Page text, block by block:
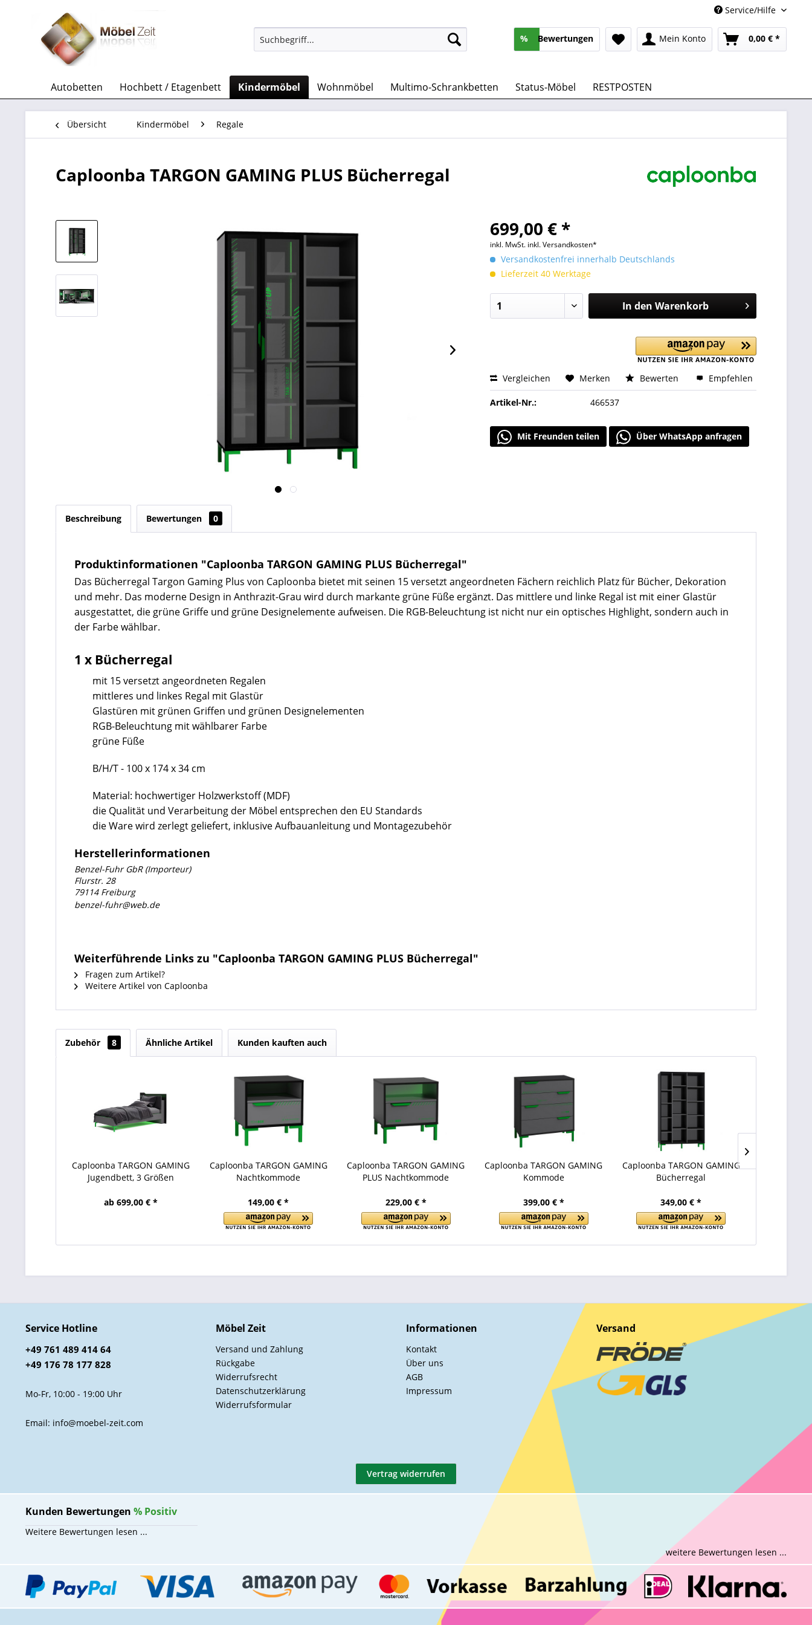
Service/Hilfe
% Bewertungen Mein Konto 0,00 € *
Autobetten Hochbett / Etagenbett Kindermöbel Wohnmöbel Multimo-Schrankbetten Status-Möbel RESTPOSTEN
Übersicht Kindermöbel Regale
Caploonba TARGON GAMING PLUS Bücherregal
699,00 € *
inkl. MwSt. inkl. Versandkosten*
Versandkostenfrei innerhalb Deutschlands
Lieferzeit 40 Werktage
In den Warenkorb
Vergleichen Merken Bewerten Empfehlen
Artikel-Nr.: 466537
Mit Freunden teilen Über WhatsApp anfragen
Beschreibung Bewertungen 0
Produktinformationen "Caploonba TARGON GAMING PLUS Bücherregal"
Das Bücherregal Targon Gaming Plus von Caploonba bietet mit seinen 15 versetzt angeordneten Fächern reichlich Platz für Bücher, Dekoration
und mehr. Das moderne Design in Anthrazit-Grau wird durch markante grüne Füße ergänzt. Das mittlere und linke Regal ist mit einer Glastür
ausgestattet, die grüne Griffe und grüne Designelemente aufweisen. Die RGB-Beleuchtung ist nicht nur ein optisches Highlight, sondern auch in
der Farbe wählbar.
1 x Bücherregal
mit 15 versetzt angeordneten Regalen
mittleres und linkes Regal mit Glastür
Glastüren mit grünen Griffen und grünen Designelementen
RGB-Beleuchtung mit wählbarer Farbe
grüne Füße
B/H/T - 100 x 174 x 34 cm
Material: hochwertiger Holzwerkstoff (MDF)
die Qualität und Verarbeitung der Möbel entsprechen den EU Standards
die Ware wird zerlegt geliefert, inklusive Aufbauanleitung und Montagezubehör
Herstellerinformationen
Benzel-Fuhr GbR (Importeur)
Flurstr. 28
79114 Freiburg
benzel-fuhr@web.de
Weiterführende Links zu "Caploonba TARGON GAMING PLUS Bücherregal"
Fragen zum Artikel?
Weitere Artikel von Caploonba
Zubehör 8 Ähnliche Artikel Kunden kauften auch
Caploonba TARGON GAMING
Jugendbett, 3 Größen
ab 699,00 € *
Caploonba TARGON GAMING
Nachtkommode
149,00 € *
Caploonba TARGON GAMING
PLUS Nachtkommode
229,00 € *
Caploonba TARGON GAMING
Kommode
399,00 € *
Caploonba TARGON GAMING
Bücherregal
349,00 € *
Service Hotline
+49 761 489 414 64
+49 176 78 177 828
Mo-Fr, 10:00 - 19:00 Uhr
Email: info@moebel-zeit.com
Möbel Zeit
Versand und Zahlung
Rückgabe
Widerrufsrecht
Datenschutzerklärung
Widerrufsformular
Informationen
Kontakt
Über uns
AGB
Impressum
Versand
Vertrag widerrufen
Kunden Bewertungen % Positiv
Weitere Bewertungen lesen ...
weitere Bewertungen lesen ...